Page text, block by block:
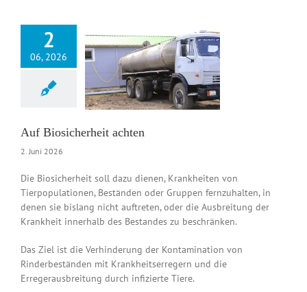
2
06, 2026
Auf Biosicherheit achten
2. Juni 2026
Die Biosicherheit soll dazu dienen, Krankheiten von
Tierpopulationen, Beständen oder Gruppen fernzuhalten, in
denen sie bislang nicht auftreten, oder die Ausbreitung der
Krankheit innerhalb des Bestandes zu beschränken.
Das Ziel ist die Verhinderung der Kontamination von
Rinderbeständen mit Krankheitserregern und die
Erregerausbreitung durch infizierte Tiere.